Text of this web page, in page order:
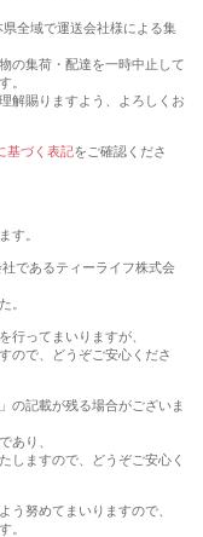
全域で運送会社様による集
の集荷・配達を一時中止して
。
解賜りますよう、よろしくお
基づく表記をご確認くださ
す。
であるティーライフ株式会
。
行ってまいりますが、
ので、どうぞご安心くださ
の記載が残る場合がございま
あり、
しますので、どうぞご安心く
う努めてまいりますので、
。